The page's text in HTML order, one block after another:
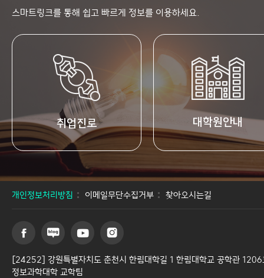
스마트링크를 통해 쉽고 빠르게 정보를 이용하세요.
취업진로 대학원안내
개인정보처리방침 이메일무단수집거부 찾아오시는길
[24252] 강원특별자치도 춘천시 한림대학길 1 한림대학교 공학관 1206
정보과학대학 교학팀